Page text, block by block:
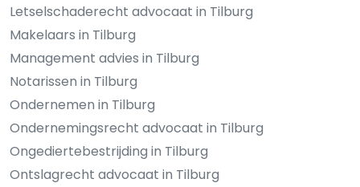
Letselschaderecht advocaat in Tilburg
Makelaars in Tilburg
Management advies in Tilburg
Notarissen in Tilburg
Ondernemen in Tilburg
Ondernemingsrecht advocaat in Tilburg
Ongediertebestrijding in Tilburg
Ontslagrecht advocaat in Tilburg